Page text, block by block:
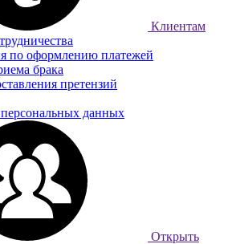
Клиентам
по оформлению платежей
брака
претензий
данных
Открыть